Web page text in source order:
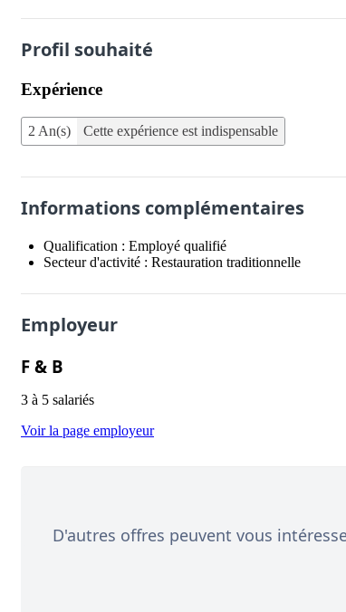
Profil souhaité
Expérience
2 An(s) Cette expérience est indispensable
Informations complémentaires
Qualification : Employé qualifié
Secteur d'activité : Restauration traditionnelle
Employeur
F & B
3 à 5 salariés
Voir la page employeur
D'autres offres peuvent vous